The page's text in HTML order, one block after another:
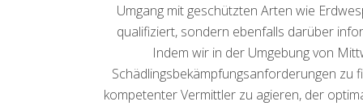
Umgang mit geschützten Arten wie
qualifiziert, sondern ebenfalls darüber
Indem wir in der Umgebung von
Schädlingsbekämpfungsanforderungen zu
kompetenter Vermittler zu agieren, der